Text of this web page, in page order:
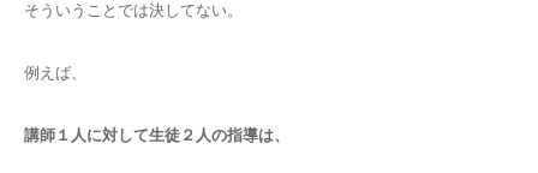
そういうことでは決してない。
例えば、
講師１人に対して生徒２人の指導は、